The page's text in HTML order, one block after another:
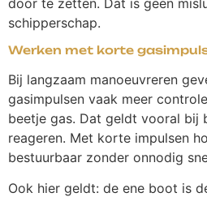
schipperschap.
Werken met korte
Bij langzaam manoeuvreren
gasimpulsen vaak meer
beetje gas. Dat geldt vooral bij
reageren. Met korte impulsen
bestuurbaar zonder onnodig
Ook hier geldt: de ene boot is